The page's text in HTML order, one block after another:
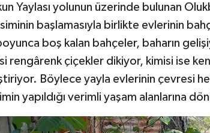
Yaylası yolunun üzerinde bulunan
başlamasıyla birlikte evlerinin
boyunca boş kalan bahçeler, baharın
rengârenk çiçekler dikiyor, kimisi ise
Böylece yayla evlerinin çevresi
yapıldığı verimli yaşam alanlarına